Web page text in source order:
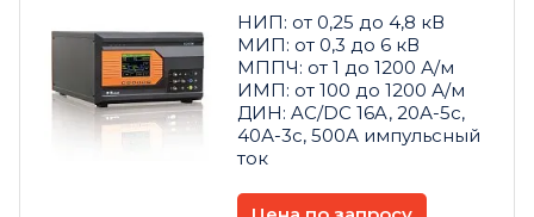
НИП: от 0,25 до 4,8 кВ
МИП: от 0,3 до 6 кВ
МППЧ: от 1 до 1200 А/м
ИМП: от 100 до 1200 А/м
ДИН: AC/DC 16A, 20А-5с,
40А-3с, 500А импульсный
ток